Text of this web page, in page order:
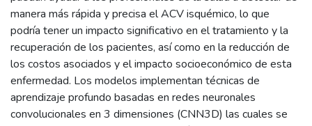
manera más rápida y precisa el ACV isquémico, lo que
podría tener un impacto significativo en el tratamiento y la
recuperación de los pacientes, así como en la reducción de
los costos asociados y el impacto socioeconómico de esta
enfermedad. Los modelos implementan técnicas de
aprendizaje profundo basadas en redes neuronales
convolucionales en 3 dimensiones (CNN3D) las cuales se